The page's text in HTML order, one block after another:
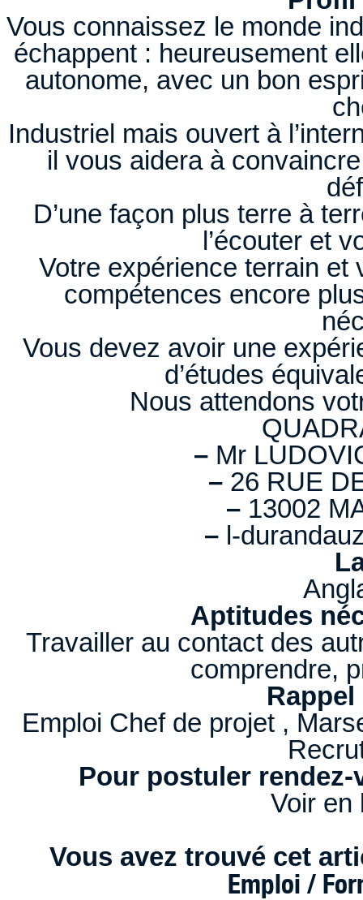
Vous connaissez le monde
échappent : heureusement
autonome, avec un bon
Industriel mais ouvert à
il vous aidera à
D’une façon plus terre à
l’écouter et
Votre expérience terrain
compétences encore
Vous devez avoir une
d’études
Nous attendons
– Mr
– 26 RUE
– 13002
– l-
Aptitudes
Travailler au contact des
comprendre,
Emploi Chef de projet ,
Pour postuler rendez-
Voir
Vous avez trouvé cet
Emploi /